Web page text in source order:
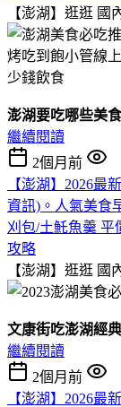
【澎湖】逛逛 國
澎湖要吃哪些美
繼續閱讀
2個月前
【澎湖】2026最
資訊)。人氣美食
刈包/土魠魚羹 平
攻略
【澎湖】逛逛 國
文康街吃澎湖經
繼續閱讀
2個月前
【澎湖】2026最